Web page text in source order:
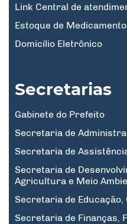
Link Central de
Estoque de
Domicílio Eletrônico
Secretarias
Gabinete do Prefeito
Secretaria de
Secretaria de
Secretaria de
Agricultura e Meio
Secretaria de
Secretaria de Finanças,